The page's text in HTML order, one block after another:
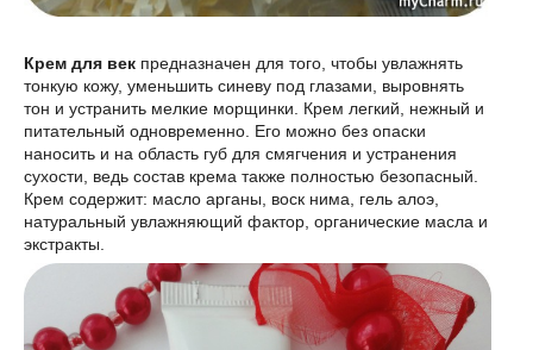
Крем для век предназначен для того, чтобы увлажнять
тонкую кожу, уменьшить синеву под глазами, выровнять
тон и устранить мелкие морщинки. Крем легкий, нежный и
питательный одновременно. Его можно без опаски
наносить и на область губ для смягчения и устранения
сухости, ведь состав крема также полностью безопасный.
Крем содержит: масло арганы, воск нима, гель алоэ,
натуральный увлажняющий фактор, органические масла и
экстракты.